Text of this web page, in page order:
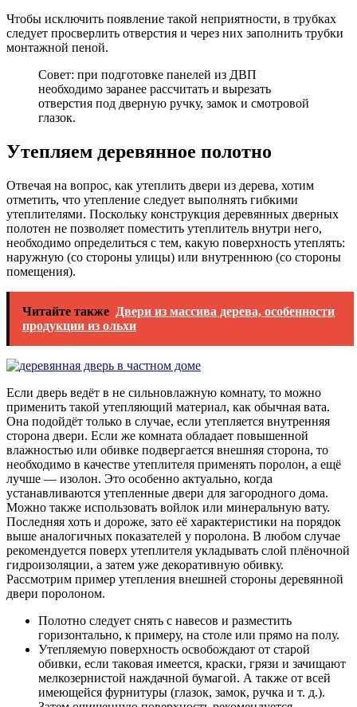
Чтобы исключить появление такой неприятности, в трубках
следует просверлить отверстия и через них заполнить трубки
монтажной пеной.
Совет: при подготовке панелей из ДВП
необходимо заранее рассчитать и вырезать
отверстия под дверную ручку, замок и смотровой
глазок.
Утепляем деревянное полотно
Отвечая на вопрос, как утеплить двери из дерева, хотим
отметить, что утепление следует выполнять гибкими
утеплителями. Поскольку конструкция деревянных дверных
полотен не позволяет поместить утеплитель внутри него,
необходимо определиться с тем, какую поверхность утеплять:
наружную (со стороны улицы) или внутреннюю (со стороны
помещения).
Читайте также Двери из массива дерева, особенности
продукции из ольхи
Если дверь ведёт в не сильновлажную комнату, то можно
применить такой утепляющий материал, как обычная вата.
Она подойдёт только в случае, если утепляется внутренняя
сторона двери. Если же комната обладает повышенной
влажностью или обивке подвергается внешняя сторона, то
необходимо в качестве утеплителя применять поролон, а ещё
лучше — изолон. Это особенно актуально, когда
устанавливаются утепленные двери для загородного дома.
Можно также использовать войлок или минеральную вату.
Последняя хоть и дороже, зато её характеристики на порядок
выше аналогичных показателей у поролона. В любом случае
рекомендуется поверх утеплителя укладывать слой плёночной
гидроизоляции, а затем уже декоративную обивку.
Рассмотрим пример утепления внешней стороны деревянной
двери поролоном.
Полотно следует снять с навесов и разместить
горизонтально, к примеру, на столе или прямо на полу.
Утепляемую поверхность освобождают от старой
обивки, если таковая имеется, краски, грязи и зачищают
мелкозернистой наждачной бумагой. А также от всей
имеющейся фурнитуры (глазок, замок, ручка и т. д.).